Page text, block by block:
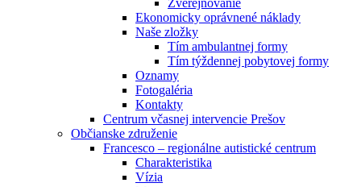
Zverejňovanie
Ekonomicky oprávnené náklady
Naše zložky
Tím ambulantnej formy
Tím týždennej pobytovej formy
Oznamy
Fotogaléria
Kontakty
Centrum včasnej intervencie Prešov
Občianske združenie
Francesco – regionálne autistické centrum
Charakteristika
Vízia